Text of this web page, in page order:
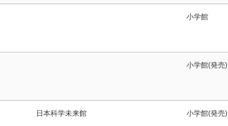
小学館
小学館(発売)
日本科学未来館 小学館(発売)